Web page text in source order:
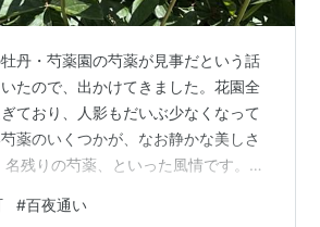
丹・芍薬園の芍薬が見事だという話
たので、出かけてきました。花園全
ており、人影もだいぶ少なくなって
薬のいくつかが、なお静かな美しさ
残りの芍薬、といった風情です。芍
三十六歳になった小町が都から郷里
#百夜通い